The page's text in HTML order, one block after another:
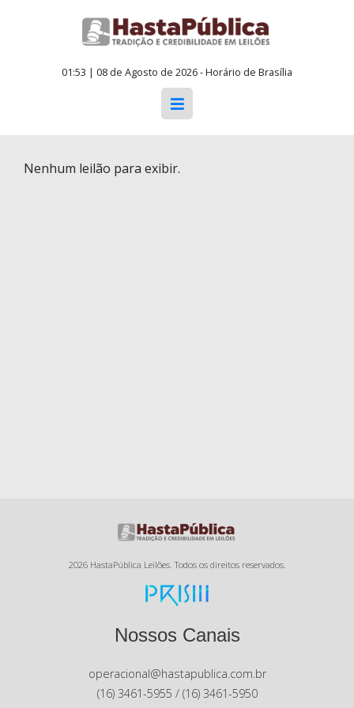
01:53 | 08 de Agosto de 2026 - Horário de Brasília
Nenhum leilão para exibir.
2026 HastaPública Leilões. Todos os direitos reservados.
Nossos Canais
operacional@hastapublica.com.br
(16) 3461-5955 / (16) 3461-5950